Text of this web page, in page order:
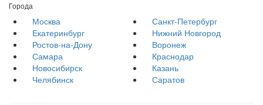
Города
Москва
Санкт-Петербург
Екатеринбург
Нижний Новгород
Ростов-на-Дону
Воронеж
Самара
Краснодар
Новосибирск
Казань
Челябинск
Саратов